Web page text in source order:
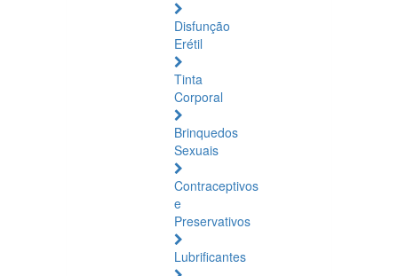
Disfunção
Erétil
Tinta
Corporal
Brinquedos
Sexuais
Contraceptivos
e
Preservativos
Lubrificantes